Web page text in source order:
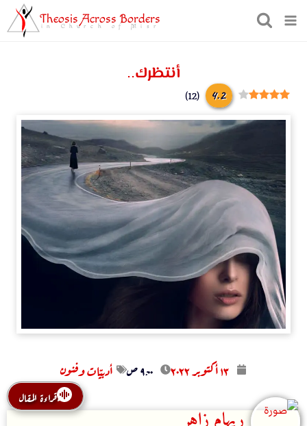
Theosis Across Borders
in Church of Misr
أنتظرك..
4.2
(
12
)
۱۳ أكتوبر ۲۰۲۲ ۹:۰۰ ص أدبيّات وفنون
قراءة المقال